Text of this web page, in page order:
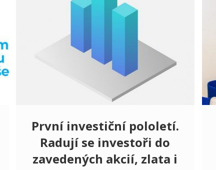
První investiční pololetí.
Radují se investoři do
zavedených akcií, zlata i